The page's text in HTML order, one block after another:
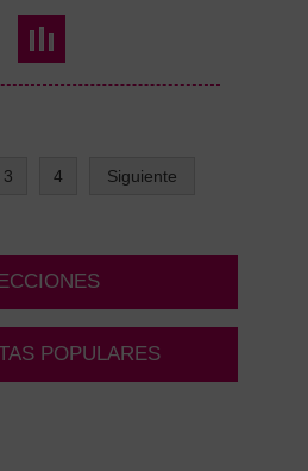
3 4 Siguiente
POPULARES